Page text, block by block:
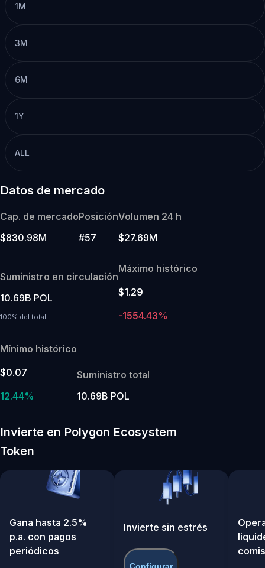
1M
3M
6M
1Y
ALL
Datos de mercado
Cap. de mercado
$830.98M
Posición
#57
Volumen 24 h
$27.69M
Suministro en circulación
10.69B POL
100% del total
Máximo histórico
$1.29
-1554.43%
Mínimo histórico
$0.07
12.44%
Suministro total
10.69B POL
Invierte en Polygon Ecosystem
Token
Gana hasta 2.5%
p.a. con pagos
periódicos
Invierte sin estrés
Configurar